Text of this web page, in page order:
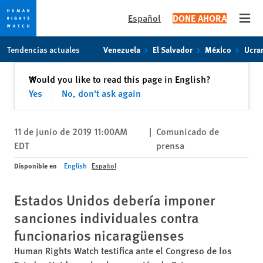
content
Español DONE AHORA
Tendencias actuales Venezuela El Salvador México
Would you like to read this page in English?
Yes
No, don't ask again
✕Cerrar
11 de junio de 2019 11:00AM
EDT
| Comunicado de
prensa
Disponible en English Español
Estados Unidos debería imponer
sanciones individuales contra
funcionarios nicaragüenses
Human Rights Watch testifica ante el Congreso de los